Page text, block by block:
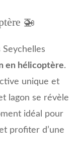
🚁
en hélicoptère.
unique et
lagon se révèle
idéal pour
profiter d’une